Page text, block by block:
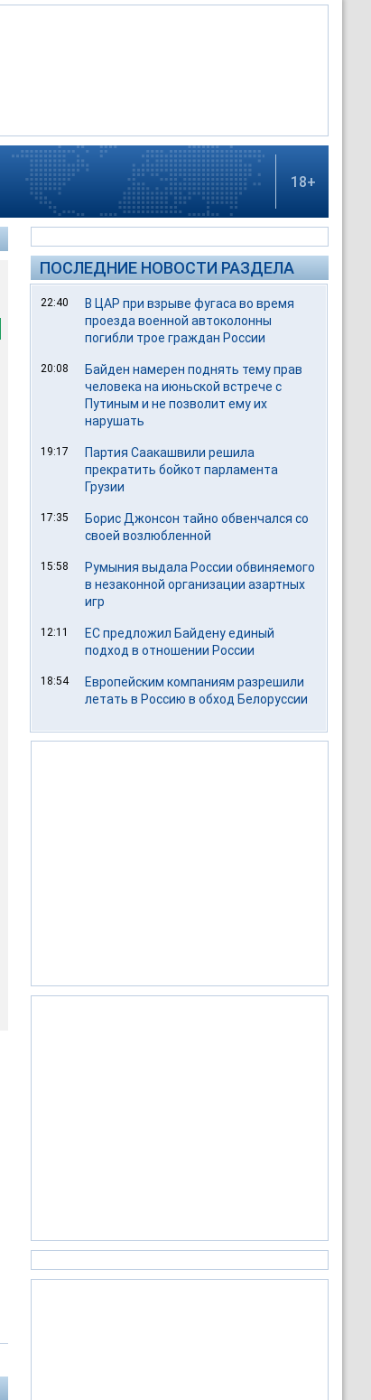
18+
ПОСЛЕДНИЕ НОВОСТИ РАЗДЕЛА
22:40
В ЦАР при взрыве фугаса во время
проезда военной автоколонны
погибли трое граждан России
20:08
Байден намерен поднять тему прав
человека на июньской встрече с
Путиным и не позволит ему их
нарушать
19:17
Партия Саакашвили решила
прекратить бойкот парламента
Грузии
17:35
Борис Джонсон тайно обвенчался со
своей возлюбленной
15:58
Румыния выдала России обвиняемого
в незаконной организации азартных
игр
12:11
ЕС предложил Байдену единый
подход в отношении России
18:54
Европейским компаниям разрешили
летать в Россию в обход Белоруссии